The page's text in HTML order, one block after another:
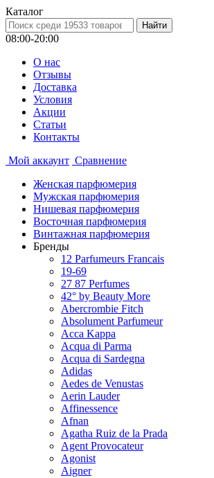
Каталог
08:00-20:00
О нас
Отзывы
Доставка
Условия
Aкции
Статьи
Контакты
Мой аккаунт Сравнение
Женская парфюмерия
Мужская парфюмерия
Нишевая парфюмерия
Восточная парфюмерия
Винтажная парфюмерия
Бренды
12 Parfumeurs Francais
19-69
27 87 Perfumes
42° by Beauty More
Abercrombie Fitch
Absolument Parfumeur
Acca Kappa
Acqua di Parma
Acqua di Sardegna
Adidas
Aedes de Venustas
Aerin Lauder
Affinessence
Afnan
Agatha Ruiz de la Prada
Agent Provocateur
Agonist
Aigner